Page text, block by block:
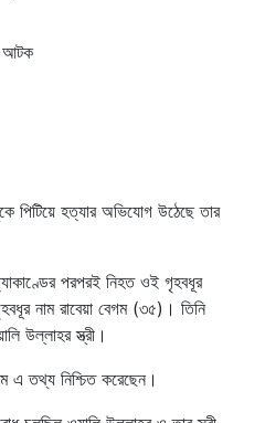
পিটিয়ে হত্যার অভিযোগ উঠেছে তার
পরপরই নিহত ওই গৃহবধূর
নাম রাবেয়া বেগম (৩৫)। তিনি
উল্লাহর স্ত্রী।
এ তথ্য নিশ্চিত করেছেন।